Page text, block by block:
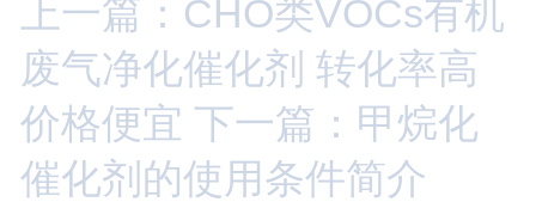
上一篇：CHO类VOCs有机
废气净化催化剂 转化率高
价格便宜 下一篇：甲烷化
催化剂的使用条件简介